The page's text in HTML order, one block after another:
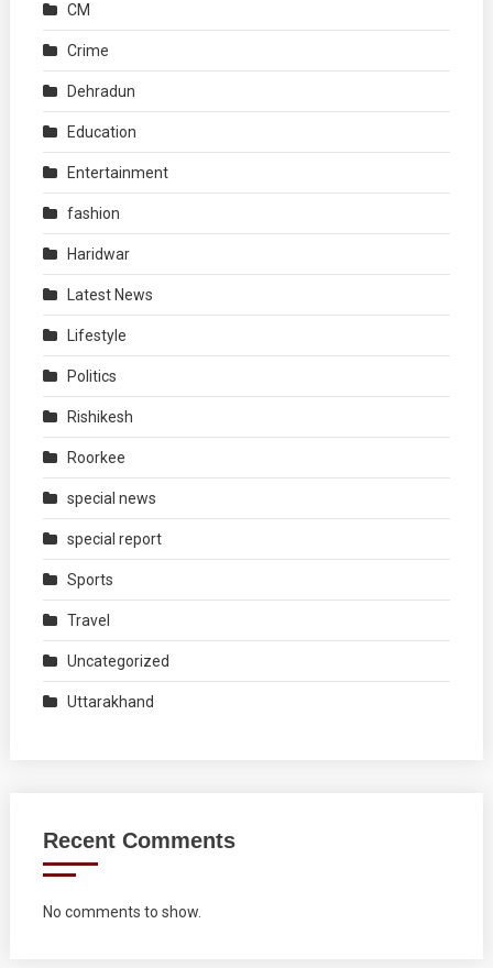
CM
Crime
Dehradun
Education
Entertainment
fashion
Haridwar
Latest News
Lifestyle
Politics
Rishikesh
Roorkee
special news
special report
Sports
Travel
Uncategorized
Uttarakhand
Recent Comments
No comments to show.